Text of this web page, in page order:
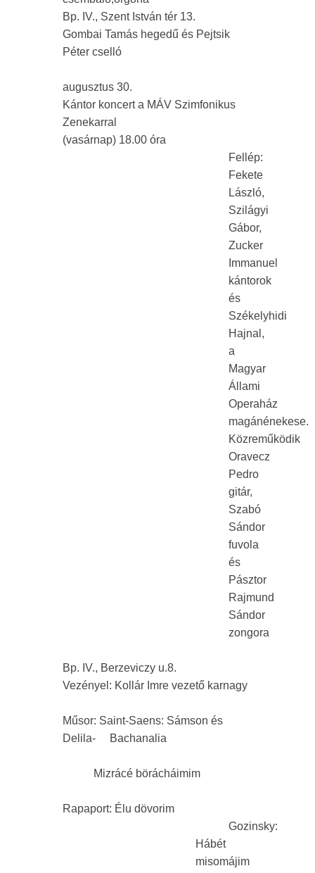
Bp. IV., Szent István tér 13.
Gombai Tamás hegedű és Pejtsik
Péter cselló
augusztus 30.
Kántor koncert a MÁV Szimfonikus
Zenekarral
(vasárnap) 18.00 óra
Fellép:
Fekete
László,
Szilágyi
Gábor,
Zucker
Immanuel
kántorok
és
Székelyhidi
Hajnal,
a
Magyar
Állami
Operaház
magánénekese.
Közreműködik
Oravecz
Pedro
gitár,
Szabó
Sándor
fuvola
és
Pásztor
Rajmund
Sándor
zongora
Bp. IV., Berzeviczy u.8.
Vezényel: Kollár Imre vezető karnagy
Műsor: Saint-Saens: Sámson és
Delila- Bachanalia
Mizrácé börácháimim
Rapaport: Élu dövorim
Gozinsky:
Hábét
misomájim